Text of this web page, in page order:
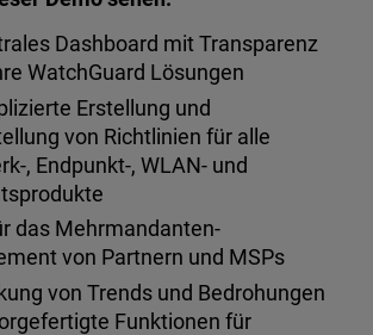
Dashboard mit Transparenz
WatchGuard Lösungen
Erstellung und
von Richtlinien für alle
, Endpunkt-, WLAN- und
das Mehrmandanten-
von Partnern und MSPs
von Trends und Bedrohungen
Funktionen für